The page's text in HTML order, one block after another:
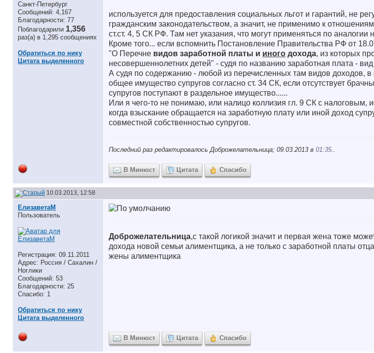
Санкт-Петербург
Сообщений: 4,167
Благодарности: 77
Поблагодарили 1,356
раз(а) в 1,295 сообщениях
Обратиться по нику
Цитата выделенного
используется для предоставления социальных льгот и гарантий, не
гражданским законодательством, а значит, не применимо к
ст.ст. 4, 5 СК РФ. Там нет указания, что могут применяться по аналогии
Кроме того... если вспомнить Постановление Правительства РФ от
"О Перечне видов заработной платы и иного дохода, из которых
несовершеннолетних детей" - судя по названию заработная плата -
А судя по содержанию - любой из перечисленных там видов доходов,
общее имущество супругов согласно ст. 34 СК, если отсутствует
супругов поступают в раздельное имущество......
Или я чего-то не понимаю, или налицо коллизия гл. 9 СК с налоговым,
когда взыскание обращается на заработную плату или иной доход
совместной собственностью супругов.
Последний раз редактировалось Доброжелательница; 09.03.2013 в 01:35..
В Минюст Цитата Спасибо
10.03.2013, 12:58
ЕлизаветаМ
Пользователь
Регистрация: 09.11.2011
Адрес: Россия / Сахалин /
Ноглики
Сообщений: 53
Благодарности: 25
Спасибо: 1
Обратиться по нику
Цитата выделенного
Доброжелательница,с такой логикой значит и первая жена тоже
дохода новой семьи алиментщика, а не только с заработной платы
жены алиментщика
В Минюст Цитата Спасибо